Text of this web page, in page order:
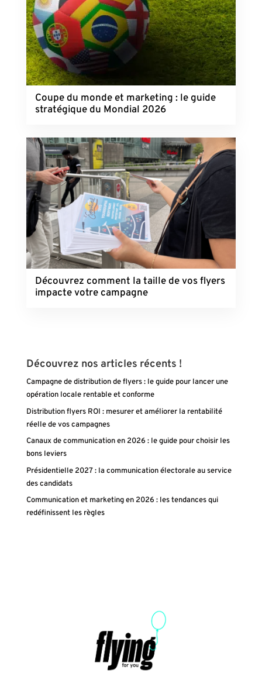
Coupe du monde et marketing : le guide
stratégique du Mondial 2026
Découvrez comment la taille de vos flyers
impacte votre campagne
Découvrez nos articles récents !
Campagne de distribution de flyers : le guide pour lancer une
opération locale rentable et conforme
Distribution flyers ROI : mesurer et améliorer la rentabilité
réelle de vos campagnes
Canaux de communication en 2026 : le guide pour choisir les
bons leviers
Présidentielle 2027 : la communication électorale au service
des candidats
Communication et marketing en 2026 : les tendances qui
redéfinissent les règles